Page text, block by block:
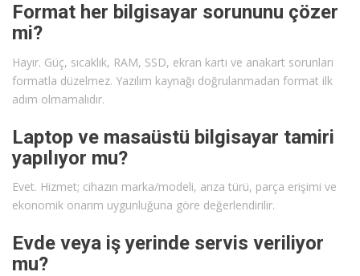
Format her bilgisayar sorununu çözer
mi?
Hayır. Güç, sıcaklık, RAM, SSD, ekran kartı ve anakart sorunları
formatla düzelmez. Yazılım kaynağı doğrulanmadan format ilk
adım olmamalıdır.
Laptop ve masaüstü bilgisayar tamiri
yapılıyor mu?
Evet. Hizmet; cihazın marka/modeli, arıza türü, parça erişimi ve
ekonomik onarım uygunluğuna göre değerlendirilir.
Evde veya iş yerinde servis veriliyor
mu?